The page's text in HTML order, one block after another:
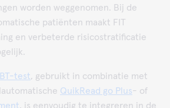
worden weggenomen. Bij de
patiënten maakt FIT
en verbeterde risicostratificatie
test, gebruikt in combinatie met
QuikRead go Plus- of
, is eenvoudig te integreren in de